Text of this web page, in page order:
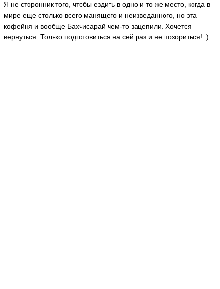
Я не сторонник того, чтобы ездить в одно и то же место, когда в
мире еще столько всего манящего и неизведанного, но эта
кофейня и вообще Бахчисарай чем-то зацепили. Хочется
вернуться. Только подготовиться на сей раз и не позориться! :)